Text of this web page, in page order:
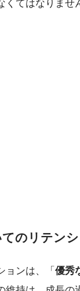
てはなりませ
てのリテン
ョンは、「 優秀